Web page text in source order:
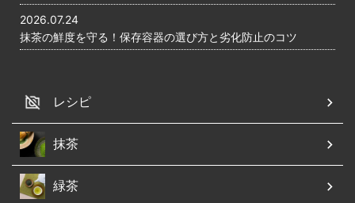
2026.07.24
抹茶の鮮度を守る！保存容器の選び方と劣化防止のコツ
レシピ
抹茶
緑茶